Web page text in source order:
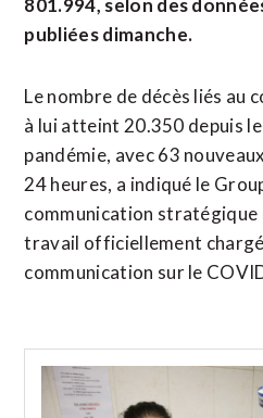
801.994, selon des
publiées dimanche.
Le nombre de décès liés au
à lui atteint 20.350 depuis
pandémie, avec 63
24 heures, a indiqué le
communication stratégique
travail officiellement
communication sur le